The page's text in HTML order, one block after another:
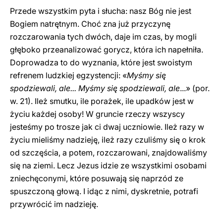
Przede wszystkim pyta i słucha: nasz Bóg nie jest
Bogiem natrętnym. Choć zna już przyczynę
rozczarowania tych dwóch, daje im czas, by mogli
głęboko przeanalizować gorycz, która ich napełniła.
Doprowadza to do wyznania, które jest swoistym
refrenem ludzkiej egzystencji: «Myśmy się
spodziewali, ale... Myśmy się spodziewali, ale...» (por.
w. 21). Ileż smutku, ile porażek, ile upadków jest w
życiu każdej osoby! W gruncie rzeczy wszyscy
jesteśmy po trosze jak ci dwaj uczniowie. Ileż razy w
życiu mieliśmy nadzieję, ileż razy czuliśmy się o krok
od szczęścia, a potem, rozczarowani, znajdowaliśmy
się na ziemi. Lecz Jezus idzie ze wszystkimi osobami
zniechęconymi, które posuwają się naprzód ze
spuszczoną głową. I idąc z nimi, dyskretnie, potrafi
przywrócić im nadzieję.